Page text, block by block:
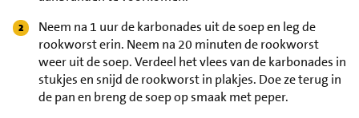
Neem na 1 uur de karbonades uit de soep en leg de
rookworst erin. Neem na 20 minuten de rookworst
weer uit de soep. Verdeel het vlees van de karbonades in
stukjes en snijd de rookworst in plakjes. Doe ze terug in
de pan en breng de soep op smaak met peper.